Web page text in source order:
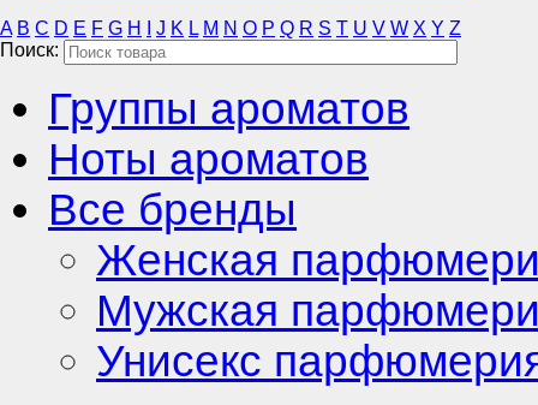
A B C D E F G H J K L M N O P Q R S T U V W X Y Z
Поиск:
Группы ароматов
Ноты ароматов
Все бренды
Женская
Мужская
Унисекс